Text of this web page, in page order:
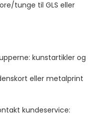
tunge til GLS eller
kunstartikler og
eller metalprint
kundeservice: